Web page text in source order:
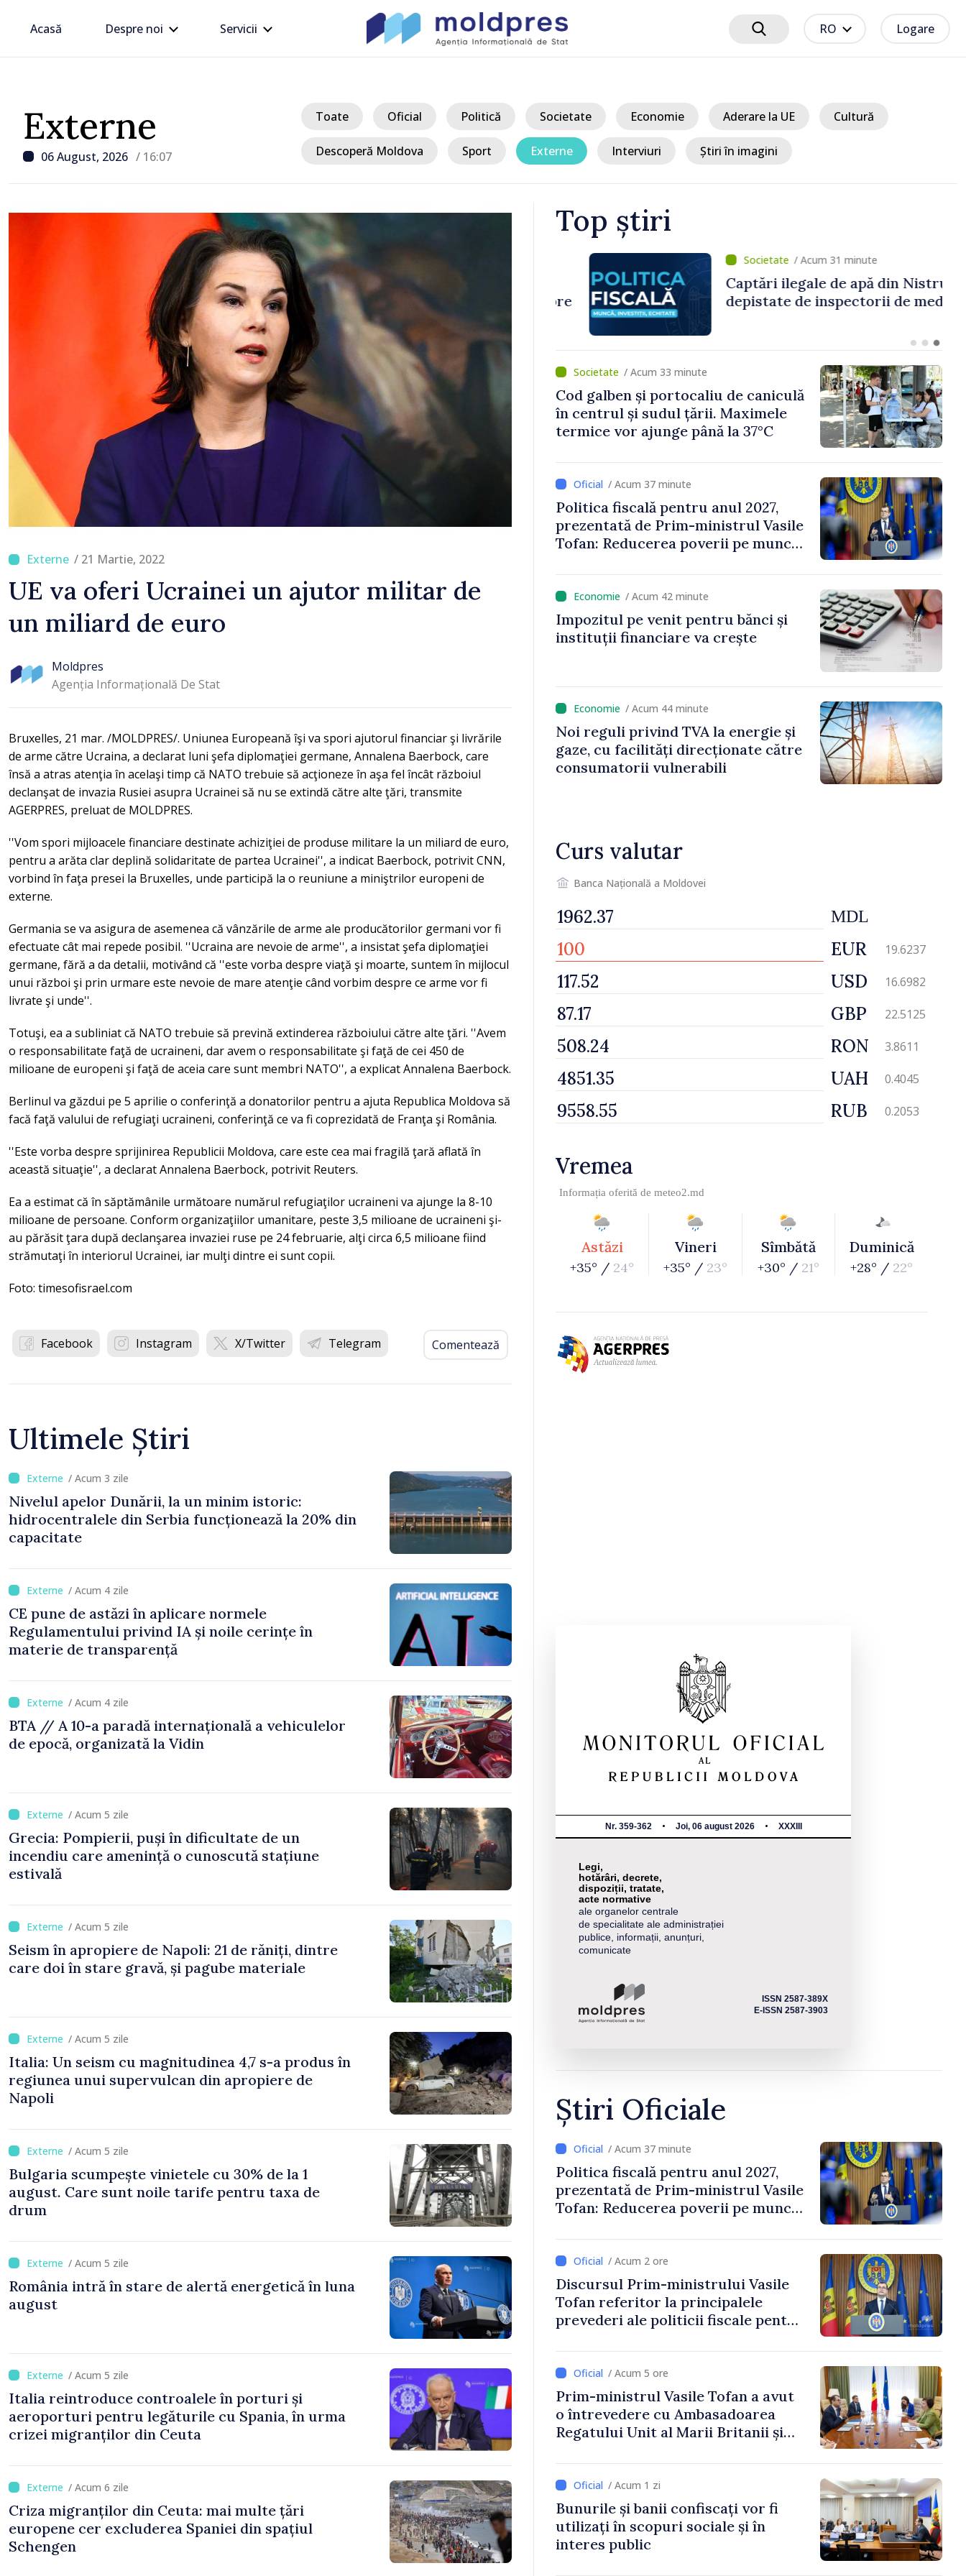
Acasă Despre noi Servicii RO Logare
Externe
06 August, 2026 / 16:07
Toate Oficial Politică Societate Economie Aderare la UE Cultură
Descoperă Moldova Sport Externe Interviuri Știri în imagini
/ 21 Martie, 2022
UE va oferi Ucrainei un ajutor militar de
un miliard de euro
Moldpres
Agenția Informațională De Stat
Bruxelles, 21 mar. /MOLDPRES/. Uniunea Europeană îşi va spori ajutorul financiar şi livrările
de arme către Ucraina, a declarat luni şefa diplomaţiei germane, Annalena Baerbock, care
însă a atras atenţia în acelaşi timp că NATO trebuie să acţioneze în aşa fel încât războiul
declanşat de invazia Rusiei asupra Ucrainei să nu se extindă către alte ţări, transmite
AGERPRES, preluat de MOLDPRES.
''Vom spori mijloacele financiare destinate achiziţiei de produse militare la un miliard de euro,
pentru a arăta clar deplină solidaritate de partea Ucrainei'', a indicat Baerbock, potrivit CNN,
vorbind în faţa presei la Bruxelles, unde participă la o reuniune a miniştrilor europeni de
externe.
Germania se va asigura de asemenea că vânzările de arme ale producătorilor germani vor fi
efectuate cât mai repede posibil. ''Ucraina are nevoie de arme'', a insistat şefa diplomaţiei
germane, fără a da detalii, motivând că ''este vorba despre viaţă şi moarte, suntem în mijlocul
unui război şi prin urmare este nevoie de mare atenţie când vorbim despre ce arme vor fi
livrate şi unde''.
Totuşi, ea a subliniat că NATO trebuie să prevină extinderea războiului către alte ţări. ''Avem
o responsabilitate faţă de ucraineni, dar avem o responsabilitate şi faţă de cei 450 de
milioane de europeni şi faţă de aceia care sunt membri NATO'', a explicat Annalena Baerbock.
Berlinul va găzdui pe 5 aprilie o conferinţă a donatorilor pentru a ajuta Republica Moldova să
facă faţă valului de refugiaţi ucraineni, conferinţă ce va fi coprezidată de Franţa şi România.
''Este vorba despre sprijinirea Republicii Moldova, care este cea mai fragilă ţară aflată în
această situaţie'', a declarat Annalena Baerbock, potrivit Reuters.
Ea a estimat că în săptămânile următoare numărul refugiaţilor ucraineni va ajunge la 8-10
milioane de persoane. Conform organizaţiilor umanitare, peste 3,5 milioane de ucraineni şi-
au părăsit ţara după declanşarea invaziei ruse pe 24 februarie, alţi circa 6,5 milioane fiind
strămutaţi în interiorul Ucrainei, iar mulţi dintre ei sunt copii.
Foto: timesofisrael.com
Facebook Instagram X/Twitter Telegram Comentează
Ultimele Știri
/ Acum 3 zile
Nivelul apelor Dunării, la un minim istoric:
hidrocentralele din Serbia funcționează la 20% din
capacitate
/ Acum 4 zile
CE pune de astăzi în aplicare normele
Regulamentului privind IA și noile cerințe în
materie de transparență
/ Acum 4 zile
BTA // A 10-a paradă internațională a vehiculelor
de epocă, organizată la Vidin
/ Acum 5 zile
Grecia: Pompierii, puși în dificultate de un
incendiu care amenință o cunoscută stațiune
estivală
/ Acum 5 zile
Seism în apropiere de Napoli: 21 de răniți, dintre
care doi în stare gravă, și pagube materiale
/ Acum 5 zile
Italia: Un seism cu magnitudinea 4,7 s-a produs în
regiunea unui supervulcan din apropiere de
Napoli
/ Acum 5 zile
Bulgaria scumpește vinietele cu 30% de la 1
august. Care sunt noile tarife pentru taxa de
drum
/ Acum 5 zile
România intră în stare de alertă energetică în luna
august
/ Acum 5 zile
Italia reintroduce controalele în porturi și
aeroporturi pentru legăturile cu Spania, în urma
crizei migranților din Ceuta
/ Acum 6 zile
Criza migranților din Ceuta: mai multe țări
europene cer excluderea Spaniei din spațiul
Schengen
Top știri
/ Acum 22 minute
DOC // Proiectul politicii fiscale
pentru anul 2027 a fost propus spre
consultări publice
Captări ilegale de apă din Nistru,
depistate de inspectorii de mediu
/ Acum 33 minute
Cod galben și portocaliu de caniculă
în centrul și sudul țării. Maximele
termice vor ajunge până la 37°C
/ Acum 37 minute
Politica fiscală pentru anul 2027,
prezentată de Prim-ministrul Vasile
Tofan: Reducerea poverii pe muncă,
/ Acum 42 minute
Impozitul pe venit pentru bănci și
instituții financiare va crește
/ Acum 44 minute
Noi reguli privind TVA la energie și
gaze, cu facilități direcționate către
consumatorii vulnerabili
Curs valutar
Banca Națională a Moldovei
MDL
EUR 19.6237
USD 16.6982
GBP 22.5125
RON 3.8611
UAH 0.4045
RUB 0.2053
Vremea
Informația oferită de meteo2.md
Astăzi
+35° / 24°
Vineri
+35° / 23°
Sîmbătă
+30° / 21°
Duminică
+28° / 22°
Nr. 359-362 Joi, 06 august 2026 XXXIII
Legi,
hotărâri, decrete,
dispoziții, tratate,
acte normative
ale organelor centrale
de specialitate ale administrației
publice, informații, anunțuri,
comunicate
ISSN 2587-389X
E-ISSN 2587-3903
Știri Oficiale
/ Acum 37 minute
Politica fiscală pentru anul 2027,
prezentată de Prim-ministrul Vasile
Tofan: Reducerea poverii pe muncă,
/ Acum 2 ore
Discursul Prim-ministrului Vasile
Tofan referitor la principalele
prevederi ale politicii fiscale pentru
/ Acum 5 ore
Prim-ministrul Vasile Tofan a avut
o întrevedere cu Ambasadoarea
Regatului Unit al Marii Britanii și
/ Acum 1 zi
Bunurile și banii confiscați vor fi
utilizați în scopuri sociale și în
interes public